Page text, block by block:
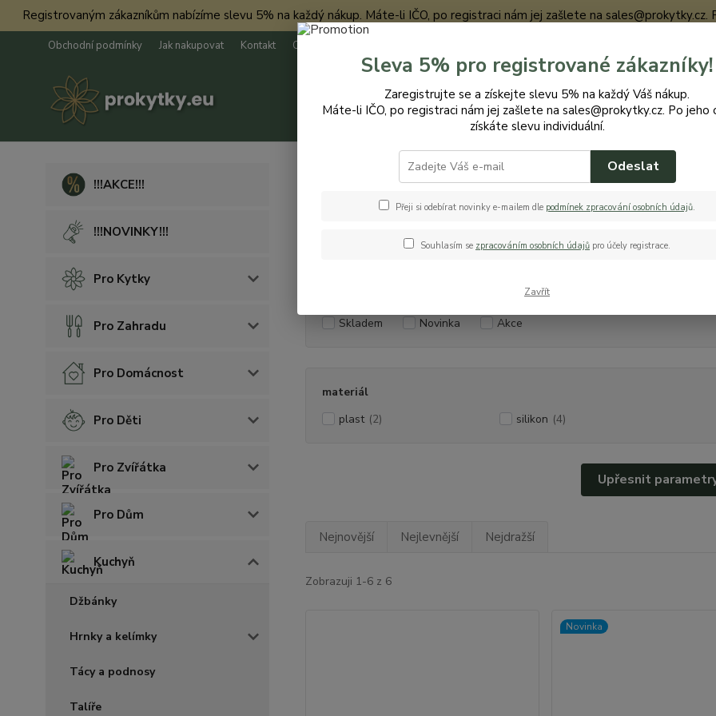
Registrovaným zákazníkům nabízíme slevu 5% na každý nákup. Máte-li IČO, po registraci nám jej zašlete na
Obchodní podmínky Jak nakupovat Kontakt O nás
Hledat
!!!AKCE!!!
!!!NOVINKY!!!
Pro Kytky
Pro Zahradu
Pro Domácnost
Pro Děti
Pro Zvířátka
Pro Dům
Kuchyň
Džbánky
Hrnky a kelímky
Tácy a podnosy
Talíře
Vařečky
Vařečky
Upřesnit
Skladem Novinka Akce
materiál
plast (2) silikon (4)
Nejnovější Nejlevnější Nejdražší
Zobrazuji 1-6 z 6
Novinka
Sleva 5% pro registrované zákazníky!
Zaregistrujte se a získejte slevu 5% na každý Váš nákup.
Máte-li IČO, po registraci nám jej zašlete na sales@prokytky.cz. Po jeho
získáte slevu individuální.
Odeslat
Přeji si odebírat novinky e-mailem dle podmínek zpracování osobních údajů.
Souhlasím se zpracováním osobních údajů pro účely registrace.
Zavřít